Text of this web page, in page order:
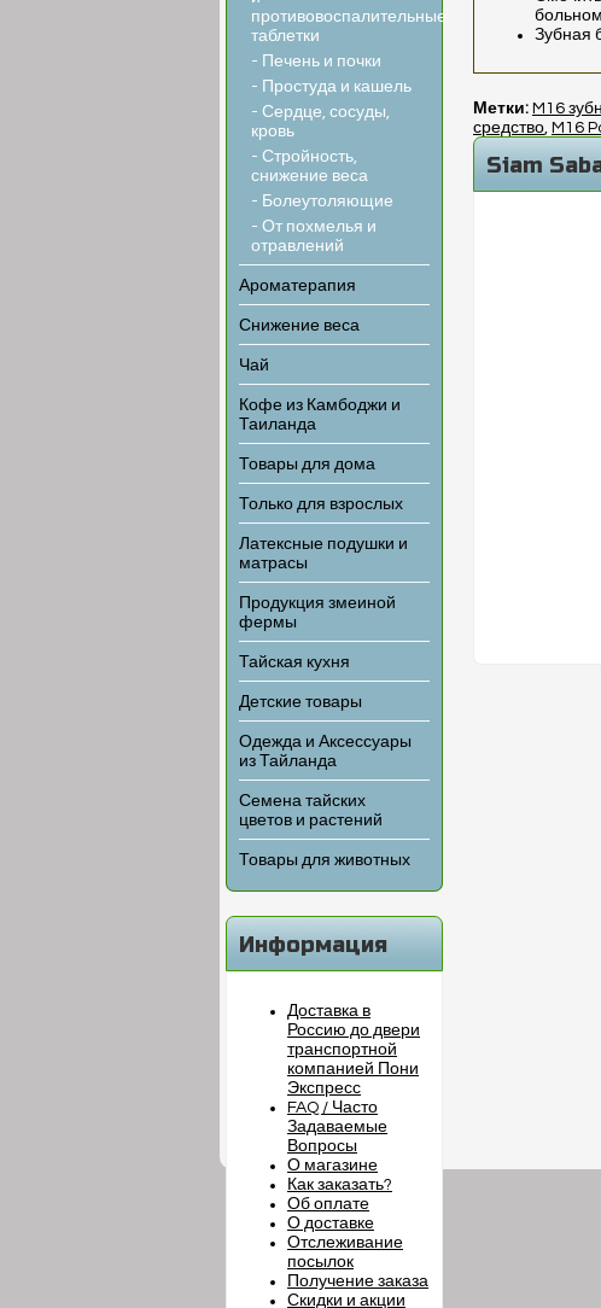
противовоспалительные
таблетки
- Печень и почки
- Простуда и кашель
- Сердце, сосуды,
кровь
- Стройность,
снижение веса
- Болеутоляющие
- От похмелья и
отравлений
Ароматерапия
Снижение веса
Чай
Кофе из Камбоджи и
Таиланда
Товары для дома
Только для взрослых
Латексные подушки и
матрасы
Продукция змеиной
фермы
Тайская кухня
Детские товары
Одежда и Аксессуары
из Тайланда
Семена тайских
цветов и растений
Товары для животных
Информация
Доставка в
Россию до двери
транспортной
компанией Пони
Экспресс
FAQ / Часто
Задаваемые
Вопросы
О магазине
Как заказать?
Об оплате
О доставке
Отслеживание
посылок
Получение заказа
Скидки и акции
Зубная
Метки: M16
средство, M16
Siam